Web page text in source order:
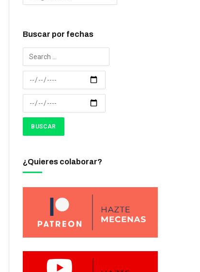
Buscar por fechas
¿Quieres colaborar?